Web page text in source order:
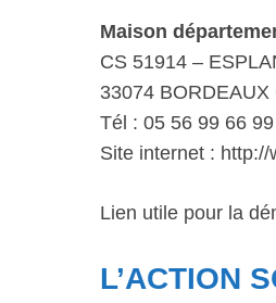
Maison
CS 51914 –
33074 BORDEAUX
Tél : 05 56 99 66 99
Site internet :
Lien utile pour la
L’ACTION